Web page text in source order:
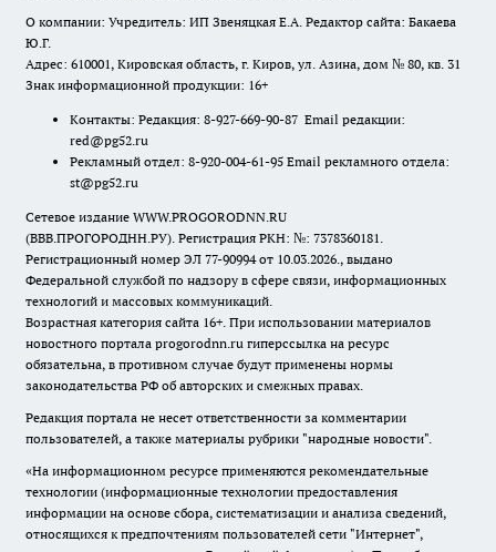
О компании: Учредитель: ИП Звеняцкая Е.А. Редактор сайта: Бакаева
Ю.Г.
Адрес: 610001, Кировская область, г. Киров, ул. Азина, дом № 80, кв. 31
Знак информационной продукции: 16+
Контакты: Редакция: 8-927-669-90-87 Email редакции:
red@pg52.ru
Рекламный отдел: 8-920-004-61-95 Email рекламного отдела:
st@pg52.ru
Сетевое издание WWW.PROGORODNN.RU
(ВВВ.ПРОГОРОДНН.РУ). Регистрация РКН: №: 7378360181.
Регистрационный номер ЭЛ 77-90994 от 10.03.2026., выдано
Федеральной службой по надзору в сфере связи, информационных
технологий и массовых коммуникаций.
Возрастная категория сайта 16+. При использовании материалов
новостного портала progorodnn.ru гиперссылка на ресурс
обязательна, в противном случае будут применены нормы
законодательства РФ об авторских и смежных правах.
Редакция портала не несет ответственности за комментарии
пользователей, а также материалы рубрики "народные новости".
«На информационном ресурсе применяются рекомендательные
технологии (информационные технологии предоставления
информации на основе сбора, систематизации и анализа сведений,
относящихся к предпочтениям пользователей сети "Интернет",